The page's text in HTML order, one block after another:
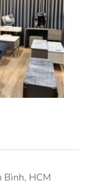
Bình, HCM